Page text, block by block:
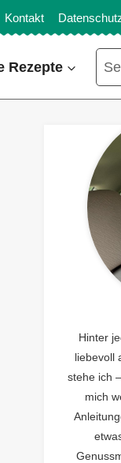
Kontakt
Rezepte
for:
Hinter
liebevoll
stehe ich –
mich